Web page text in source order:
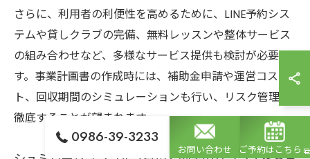
さらに、利用者の利便性を高めるために、LINE予約シス
テムや貸しクラブの完備、無料レッスンや整体サービス
の組み合わせなど、多様なサービス提供も検討が必要で
す。事業計画書の作成時には、補助金申請や運営コス
ト、回収期間のシミュレーションも行い、リスク管理を
徹底することが望まれます。
0986-39-3233
お問い合わせ ご予約はこちら